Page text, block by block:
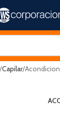
Capilar